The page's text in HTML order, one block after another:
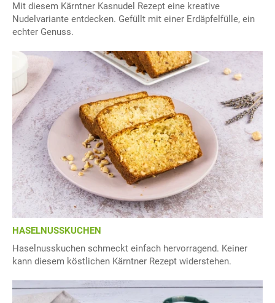
Mit diesem Kärntner Kasnudel Rezept eine kreative
Nudelvariante entdecken. Gefüllt mit einer Erdäpfelfülle, ein
echter Genuss.
HASELNUSSKUCHEN
Haselnusskuchen schmeckt einfach hervorragend. Keiner
kann diesem köstlichen Kärntner Rezept widerstehen.